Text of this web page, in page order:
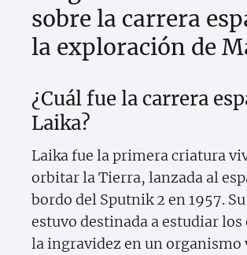
sobre la carrera
la exploración de
¿Cuál fue la carrera
Laika?
Laika fue la primera criatura
orbitar la Tierra, lanzada al
bordo del Sputnik 2 en 1957.
estuvo destinada a estudiar los
la ingravidez en un organismo